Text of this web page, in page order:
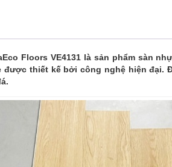
Floors VE4131 là sản phẩm sàn
thiết kế bởi công nghệ hiện đại.